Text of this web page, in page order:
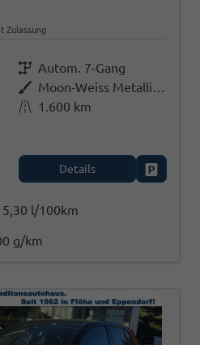
Zulassung
GetriebeAutom. 7-Gang
Außenfarbe
Moon-Weiss Metallic/Schwarz-Magic Perleffekt
Kilometerstand 1.600 km
Details
5,30 l/100km
g/km